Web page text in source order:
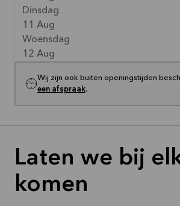
Dinsdag
11 Aug
Woensdag
12 Aug
Wij zijn ook buiten openingstijden
een afspraak.
Laten we bij
komen